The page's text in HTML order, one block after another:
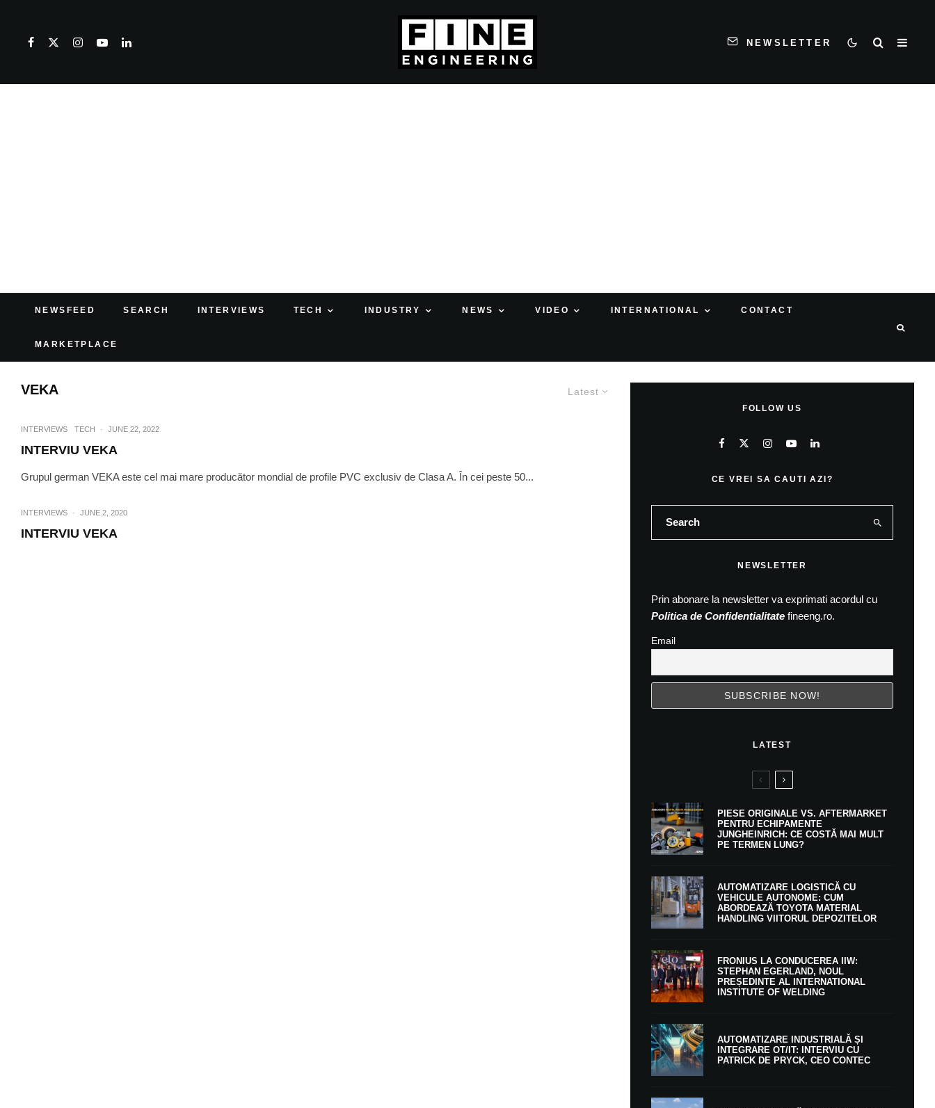
NEWSLETTER
NEWSFEED SEARCH INTERVIEWS TECH INDUSTRY NEWS VIDEO INTERNATIONAL CONTACT
MARKETPLACE
Latest
VEKA
INTERVIEWS TECH · JUNE 22, 2022
INTERVIU VEKA
Grupul german VEKA este cel mai mare producător mondial de profile PVC exclusiv de Clasa A. În cei peste 50...
INTERVIEWS · JUNE 2, 2020
INTERVIU VEKA
FOLLOW US
CE VREI SA CAUTI AZI?
NEWSLETTER
Prin abonare la newsletter va exprimati acordul cu
Politica de Confidentialitate fineeng.ro.
Email
LATEST
PIESE ORIGINALE VS. AFTERMARKET
PENTRU ECHIPAMENTE
JUNGHEINRICH: CE COSTĂ MAI MULT
PE TERMEN LUNG?
AUTOMATIZARE LOGISTICĂ CU
VEHICULE AUTONOME: CUM
ABORDEAZĂ TOYOTA MATERIAL
HANDLING VIITORUL DEPOZITELOR
FRONIUS LA CONDUCEREA IIW:
STEPHAN EGERLAND, NOUL
PREȘEDINTE AL INTERNATIONAL
INSTITUTE OF WELDING
AUTOMATIZARE INDUSTRIALĂ ȘI
INTEGRARE OT/IT: INTERVIU CU
PATRICK DE PRYCK, CEO CONTEC